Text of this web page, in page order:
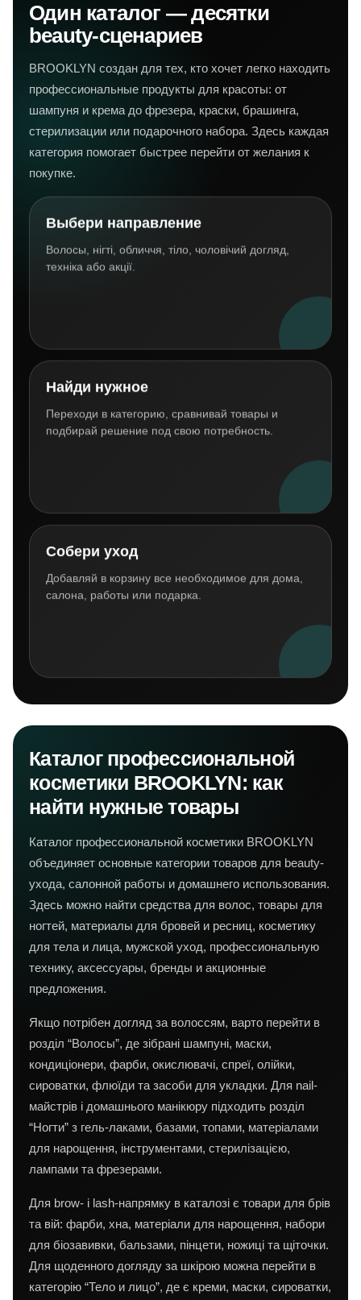
Один каталог — десятки
beauty-сценариев
BROOKLYN создан для тех, кто хочет легко находить
профессиональные продукты для красоты: от
шампуня и крема до фрезера, краски, брашинга,
стерилизации или подарочного набора. Здесь каждая
категория помогает быстрее перейти от желания к
покупке.
Выбери направление
Волосы, нігті, обличчя, тіло, чоловічий догляд,
техніка або акції.
Найди нужное
Переходи в категорию, сравнивай товары и
подбирай решение под свою потребность.
Собери уход
Добавляй в корзину все необходимое для дома,
салона, работы или подарка.
Каталог профессиональной
косметики BROOKLYN: как
найти нужные товары
Каталог профессиональной косметики BROOKLYN
объединяет основные категории товаров для beauty-
ухода, салонной работы и домашнего использования.
Здесь можно найти средства для волос, товары для
ногтей, материалы для бровей и ресниц, косметику
для тела и лица, мужской уход, профессиональную
технику, аксессуары, бренды и акционные
предложения.
Якщо потрібен догляд за волоссям, варто перейти в
розділ “Волосы”, де зібрані шампуні, маски,
кондиціонери, фарби, окислювачі, спреї, олійки,
сироватки, флюїди та засоби для укладки. Для nail-
майстрів і домашнього манікюру підходить розділ
“Ногти” з гель-лаками, базами, топами, матеріалами
для нарощення, інструментами, стерилізацією,
лампами та фрезерами.
Для brow- і lash-напрямку в каталозі є товари для брів
та вій: фарби, хна, матеріали для нарощення, набори
для біозавивки, бальзами, пінцети, ножиці та щіточки.
Для щоденного догляду за шкірою можна перейти в
категорію “Тело и лицо”, де є креми, маски, сироватки,